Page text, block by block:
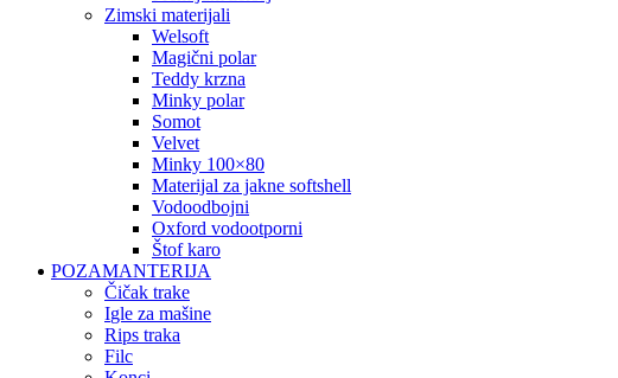
zimski materijali
welsoft
magični polar
teddy krzna
minky polar
somot
velvet
minky 100×80
materijal za jakne softshell
vodoodbojni
oxford vodootporni
štof karo
POZAMANTERIJA
čičak trake
igle za mašine
rips traka
filc